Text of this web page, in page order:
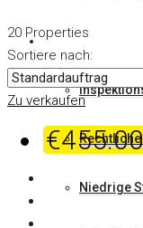
Wie Man Investiert
Niedrige
20 Properties
Sortiere nach:
Zu verkaufen